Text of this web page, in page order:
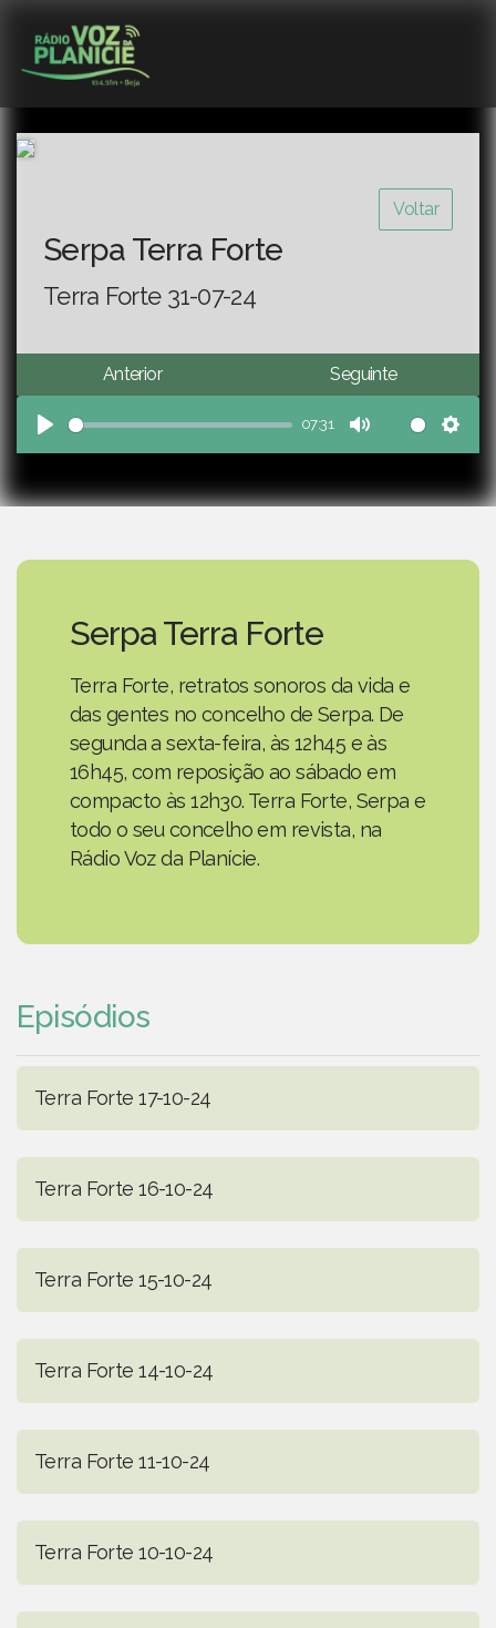
Voltar
Serpa Terra Forte
Terra Forte 31-07-24
Anterior Seguinte
Play
07:31
Mute
Serpa Terra Forte
Terra Forte, retratos sonoros da vida e
das gentes no concelho de Serpa. De
segunda a sexta-feira, às 12h45 e às
16h45, com reposição ao sábado em
compacto às 12h30. Terra Forte, Serpa e
todo o seu concelho em revista, na
Rádio Voz da Planície.
Episódios
Terra Forte 17-10-24
Terra Forte 16-10-24
Terra Forte 15-10-24
Terra Forte 14-10-24
Terra Forte 11-10-24
Terra Forte 10-10-24